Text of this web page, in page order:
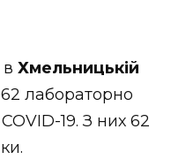
Хмельницькій
лабораторно
19. З них 62